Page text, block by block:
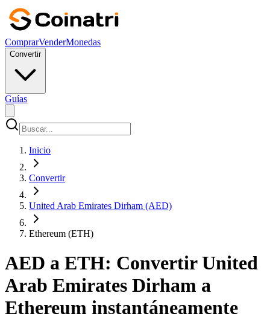
ComprarVenderMonedas
Convertir
Guías
Inicio
Convertir
United Arab Emirates Dirham (AED)
Ethereum (ETH)
AED a ETH: Convertir United
Arab Emirates Dirham a
Ethereum instantáneamente